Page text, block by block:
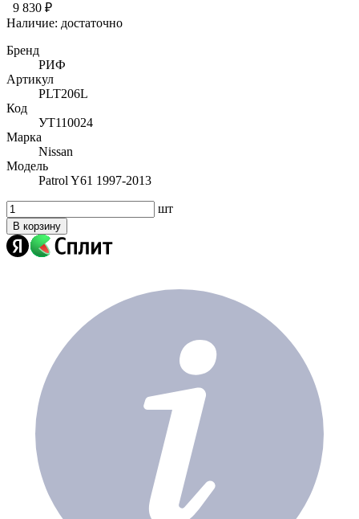
9 830 ₽
Наличие: достаточно
Бренд
РИФ
Артикул
PLT206L
Код
УТ110024
Марка
Nissan
Модель
Patrol Y61 1997-2013
шт
В корзину